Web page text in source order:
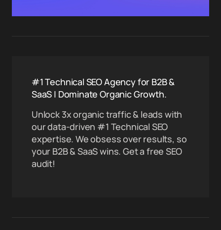
#1 Technical SEO Agency for B2B &
SaaS | Dominate Organic Growth.
Unlock 3x organic traffic & leads with
our data-driven #1 Technical SEO
expertise. We obsess over results, so
your B2B & SaaS wins. Get a free SEO
audit!